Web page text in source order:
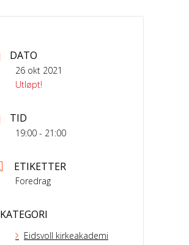
DATO
26 okt 2021
Utløpt!
TID
19:00 - 21:00
ETIKETTER
Foredrag
KATEGORI
Eidsvoll kirkeakademi